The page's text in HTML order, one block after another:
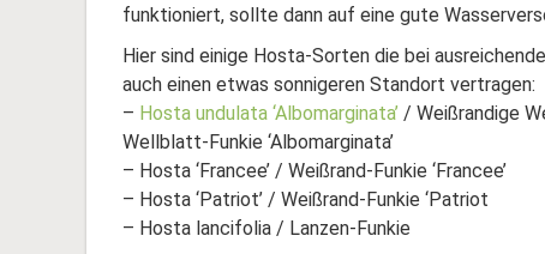
funktioniert, sollte dann auf eine gute
Hier sind einige Hosta-Sorten die bei
auch einen etwas sonnigeren Standort vertragen:
– Hosta undulata ‘Albomarginata’ / Weißrandige
Wellblatt-Funkie ‘Albomarginata’
– Hosta ‘Francee’ / Weißrand-Funkie ‘Francee’
– Hosta ‘Patriot’ / Weißrand-Funkie ‘Patriot
– Hosta lancifolia / Lanzen-Funkie